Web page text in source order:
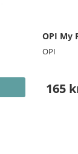
OPI My
OPI
165